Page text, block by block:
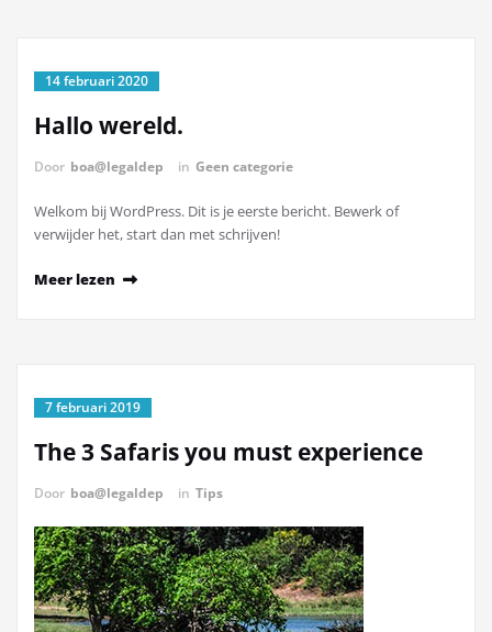
14 februari 2020
Hallo wereld.
Door boa@legaldep in Geen categorie
Welkom bij WordPress. Dit is je eerste bericht. Bewerk of
verwijder het, start dan met schrijven!
Meer lezen
7 februari 2019
The 3 Safaris you must experience
Door boa@legaldep in Tips